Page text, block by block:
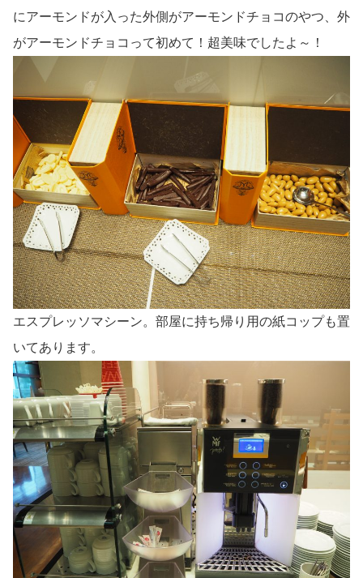
にアーモンドが入った外側がアーモンドチョコのやつ、外
がアーモンドチョコって初めて！超美味でしたよ～！
エスプレッソマシーン。部屋に持ち帰り用の紙コップも置
いてあります。